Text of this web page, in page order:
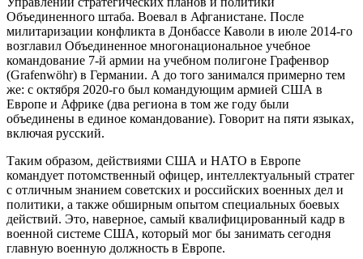
Объединенного штаба. Воевал в Афганистане. После
милитаризации конфликта в Донбассе Каволи в июле 2014-го
возглавил Объединенное многонациональное учебное
командование 7-й армии на учебном полигоне Графенвор
(Grafenwöhr) в Германии. А до того занимался примерно тем
же: с октября 2020-го был командующим армией США в
Европе и Африке (два региона в том же году были
объединены в единое командование). Говорит на пяти языках,
включая русский.
Таким образом, действиями США и НАТО в Европе
командует потомственный офицер, интеллектуальный стратег
с отличным знанием советских и российских военных дел и
политики, а также обширным опытом специальных боевых
действий. Это, наверное, самый квалифицированный кадр в
военной системе США, который мог бы занимать сегодня
главную военную должность в Европе.